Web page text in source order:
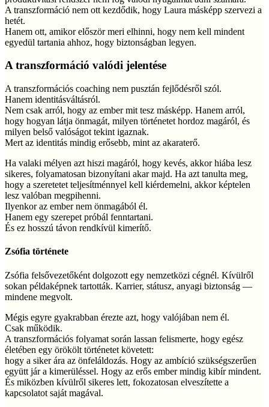
A transzformáció nem ott kezdődik, hogy Laura másképp szervezi a
hetét.
Hanem ott, amikor először meri elhinni, hogy nem kell mindent
egyedül tartania ahhoz, hogy biztonságban legyen.
A transzformáció valódi jelentése
A transzformációs coaching nem pusztán fejlődésről szól.
Hanem identitásváltásról.
Nem csak arról, hogy az ember mit tesz másképp. Hanem arról,
hogy hogyan látja önmagát, milyen történetet hordoz magáról, és
milyen belső valóságot tekint igaznak.
Mert az identitás mindig erősebb, mint az akaraterő.
Ha valaki mélyen azt hiszi magáról, hogy kevés, akkor hiába lesz
sikeres, folyamatosan bizonyítani akar majd. Ha azt tanulta meg,
hogy a szeretetet teljesítménnyel kell kiérdemelni, akkor képtelen
lesz valóban megpihenni.
Ilyenkor az ember nem önmagából él.
Hanem egy szerepet próbál fenntartani.
És ez hosszú távon rendkívül kimerítő.
Zsófia története
Zsófia felsővezetőként dolgozott egy nemzetközi cégnél. Kívülről
sokan példaképnek tartották. Karrier, státusz, anyagi biztonság —
mindene megvolt.
Mégis egyre gyakrabban érezte azt, hogy valójában nem él.
Csak működik.
A transzformációs folyamat során lassan felismerte, hogy egész
életében egy örökölt történetet követett:
hogy a siker ára az önfeláldozás. Hogy az ambíció szükségszerűen
együtt jár a kimerüléssel. Hogy az erős ember mindig kibír mindent.
És miközben kívülről sikeres lett, fokozatosan elveszítette a
kapcsolatot saját magával.